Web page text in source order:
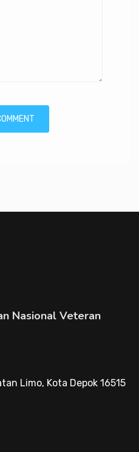
Nasional Veteran
Limo, Kota Depok 16515